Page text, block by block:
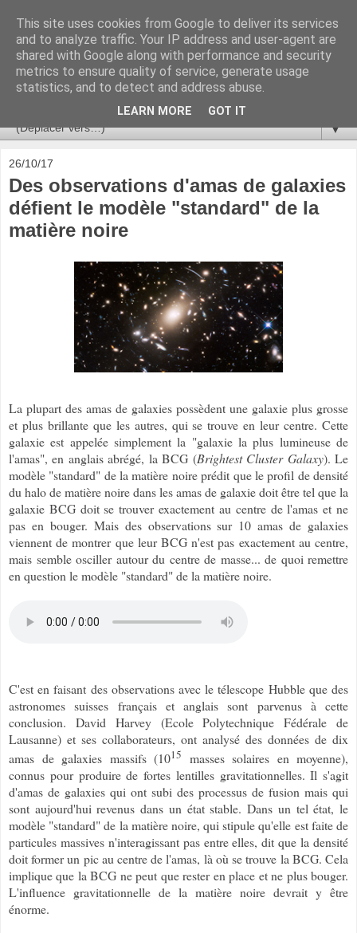
Ça se passe là haut
Astronomie, Astrophysique, Astroparticules, Cosmologie.
L'infini se contemple, indéfiniment. ISSN 2272-5768
▼
26/10/17
Des observations d'amas de galaxies
défient le modèle "standard" de la
matière noire
La plupart des amas de galaxies possèdent une galaxie plus grosse
et plus brillante que les autres, qui se trouve en leur centre. Cette
galaxie est appelée simplement la "galaxie la plus lumineuse de
l'amas", en anglais abrégé, la BCG (Brightest Cluster Galaxy). Le
modèle "standard" de la matière noire prédit que le profil de densité
du halo de matière noire dans les amas de galaxie doit être tel que la
galaxie BCG doit se trouver exactement au centre de l'amas et ne
pas en bouger. Mais des observations sur 10 amas de galaxies
viennent de montrer que leur BCG n'est pas exactement au centre,
mais semble osciller autour du centre de masse... de quoi remettre
en question le modèle "standard" de la matière noire.
C'est en faisant des observations avec le télescope Hubble que des
astronomes suisses français et anglais sont parvenus à cette
conclusion. David Harvey (Ecole Polytechnique Fédérale de
Lausanne) et ses collaborateurs, ont analysé des données de dix
amas de galaxies massifs (1015
masses solaires en moyenne),
connus pour produire de fortes lentilles gravitationnelles. Il s'agit
d'amas de galaxies qui ont subi des processus de fusion mais qui
sont aujourd'hui revenus dans un état stable. Dans un tel état, le
modèle "standard" de la matière noire, qui stipule qu'elle est faite de
particules massives n'interagissant pas entre elles, dit que la densité
doit former un pic au centre de l'amas, là où se trouve la BCG. Cela
implique que la BCG ne peut que rester en place et ne plus bouger.
L'influence gravitationnelle de la matière noire devrait y être
énorme.
This site uses cookies from Google to deliver its services
and to analyze traffic. Your IP address and user-agent are
shared with Google along with performance and security
metrics to ensure quality of service, generate usage
statistics, and to detect and address abuse.
LEARN MORE GOT IT